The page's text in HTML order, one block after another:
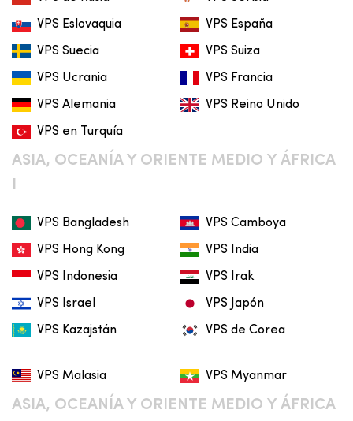
VPS Eslovaquia VPS España
VPS Suecia VPS Suiza
VPS Ucrania VPS Francia
VPS Alemania VPS Reino Unido
VPS en Turquía
ASIA, OCEANÍA Y ORIENTE MEDIO Y ÁFRICA
I
VPS Bangladesh VPS Camboya
VPS Hong Kong VPS India
VPS Indonesia VPS Irak
VPS Israel VPS Japón
VPS Kazajstán VPS de Corea
VPS Malasia VPS Myanmar
ASIA, OCEANÍA Y ORIENTE MEDIO Y ÁFRICA